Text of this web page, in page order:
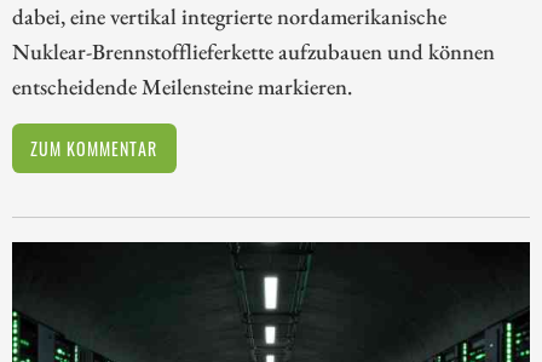
dabei, eine vertikal integrierte nordamerikanische
Nuklear-Brennstofflieferkette aufzubauen und können
entscheidende Meilensteine markieren.
ZUM KOMMENTAR